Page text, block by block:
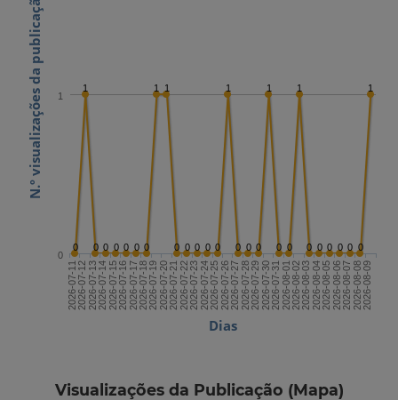
Dias
N.º visualizações da publicação
0
1
0 0 0 0 0 0
1 1
0 0 0 0 0
1
0 0 0
1
0 0
1
0 0 0 0 0 0
1
2026-07-112026-07-122026-07-132026-07-142026-07-152026-07-162026-07-172026-07-182026-07-192026-07-202026-07-212026-07-222026-07-232026-07-242026-07-252026-07-262026-07-272026-07-282026-07-292026-07-302026-07-312026-08-012026-08-022026-08-032026-08-042026-08-052026-08-062026-08-072026-08-082026-08-09
0
1
Visualizações da Publicação (Mapa)